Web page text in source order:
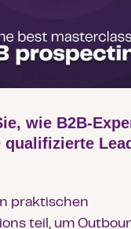
wie B2B-
qualifizierte
praktischen
teil, um